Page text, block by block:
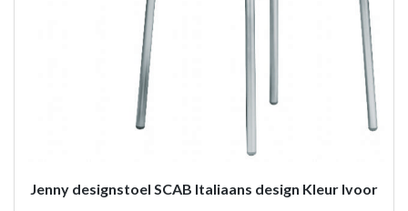
Jenny designstoel SCAB Italiaans design Kleur Ivoor